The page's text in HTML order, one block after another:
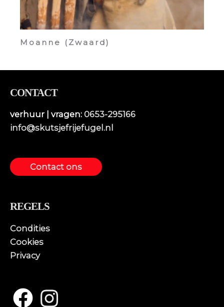
Moanne (Zwaard)
CONTACT
verhuur | vragen: 0653-295166
info@skutsjefrijefugel.nl
Contact ons
REGELS
Condities
Cookies
Privacy